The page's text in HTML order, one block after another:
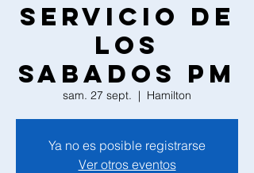
Servicio de
los
Sabados PM
sam. 27 sept.
  |
Hamilton
Ya no es posible registrarse
Ver otros eventos